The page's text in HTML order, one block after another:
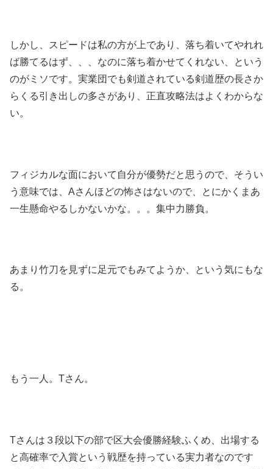
しかし、スピードは私の方が上であり、落ち着いてやれれ
ば勝てるはず、、、なのに落ち着かせてくれない、という
のがミソです。実業団でも剣道されている剣道歴の長さか
らくる引き出しの多さがあり、正直攻略法はよくわからな
い。
フィジカルな面において自分が優勢だと思うので、そうい
う意味では、Aさんほどの怖さはないので、とにかくまあ
一生懸命やるしかないかな。。。集中力勝負。
あまり竹刀を見ずに足元でもみてようか、という気にもな
る。
もう一人。Tさん。
Tさんは３段以下の部で区大会優勝経験ふくめ、出場する
と高確率で入賞という戦歴を持っている実力者なのです